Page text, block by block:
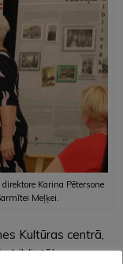
Karina Pētersone
Meļķei.
Kultūras centrā,
bibliotēkas